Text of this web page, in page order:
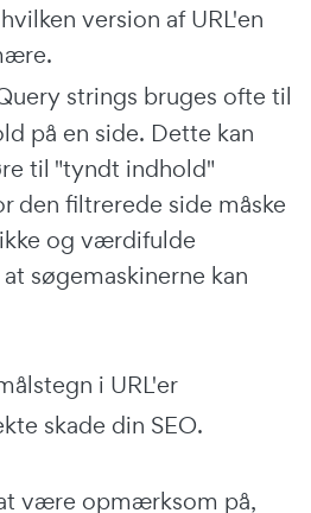
version af URL'en
strings bruges ofte til
på en side. Dette kan
til "tyndt indhold"
den filtrerede side måske
og værdifulde
søgemaskinerne kan
i URL'er
skade din SEO.
være opmærksom på,